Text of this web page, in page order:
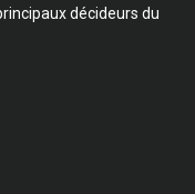
décideurs du